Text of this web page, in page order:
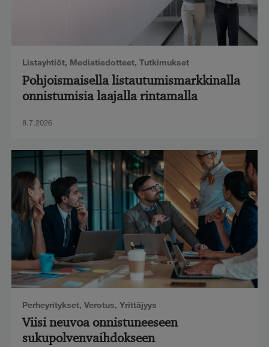
Listayhtiöt, Mediatiedotteet, Tutkimukset
Pohjoismaisella listautumismarkkinalla
onnistumisia laajalla rintamalla
8.7.2026
Perheyritykset, Verotus, Yrittäjyys
Viisi neuvoa onnistuneeseen
sukupolvenvaihdokseen